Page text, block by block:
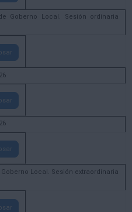
de Goberno Local. Sesión ordinaria
Goberno Local. Sesión extraordinaria